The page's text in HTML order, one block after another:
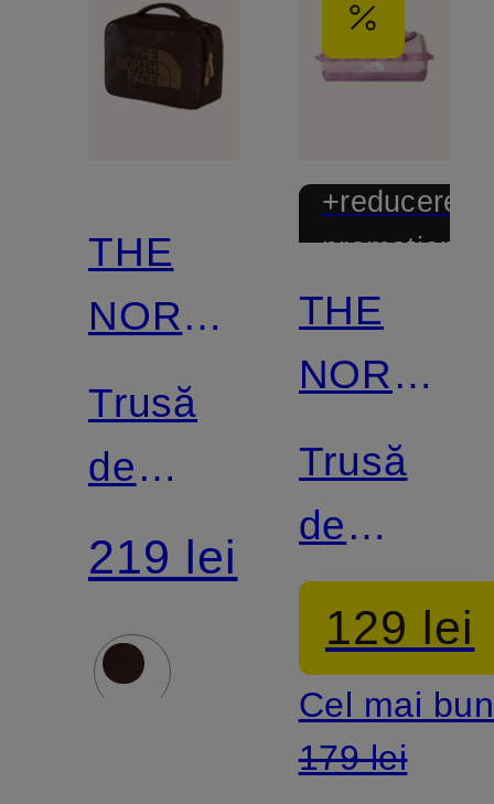
THE
NORTH
FACE
Trusă
de
cosmetice
BASE
CAMP
219 lei
+reducere
THE
NORTH
FACE
Trusă
de
cosmetice
129 lei
Cel mai
179 lei